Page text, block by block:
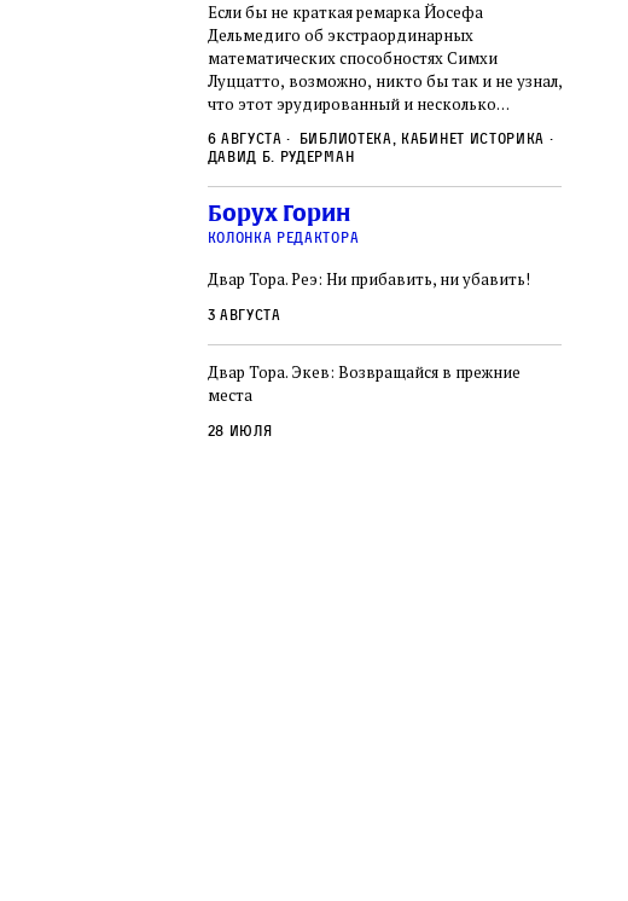
а ключом ко всей
Иеронима
буквальный смысл и
филологическая
переводчик,
исправление как
текста. Перед нами
переводчиков,
Перед нами человек,
частью многовекового
Если бы не краткая ремарка Йосефа
Дельмедиго об экстраординарных
математических способностях Симхи
Луццатто, возможно, никто бы так и не узнал,
что этот эрудированный и несколько
какое‑то отношение к научной деятельности.
из раввинов Венеции
6 августа
Библиотека, кабинет историка
Давид Б. Рудерман
Борух Горин
колонка редактора
Двар Тора. Реэ: Ни прибавить, ни убавить!
3 августа
Двар Тора. Экев: Возвращайся в прежние
места
28 июля